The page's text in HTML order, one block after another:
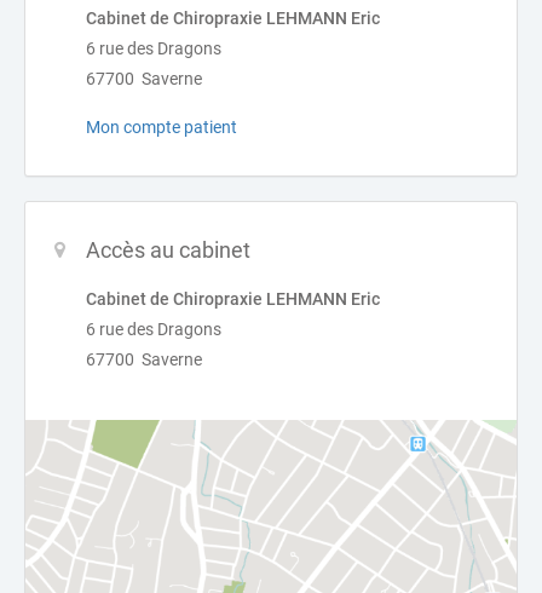
Cabinet de Chiropraxie LEHMANN Eric
6 rue des Dragons
67700 Saverne
Mon compte patient
Accès au cabinet
Cabinet de Chiropraxie LEHMANN Eric
6 rue des Dragons
67700 Saverne